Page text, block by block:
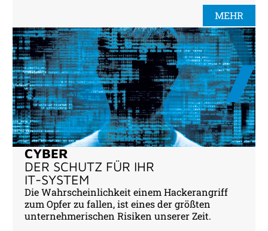
MEHR
CYBER
DER SCHUTZ FÜR IHR
IT-SYSTEM
Die Wahrscheinlichkeit einem Hackerangriff
zum Opfer zu fallen, ist eines der größten
unternehmerischen Risiken unserer Zeit.